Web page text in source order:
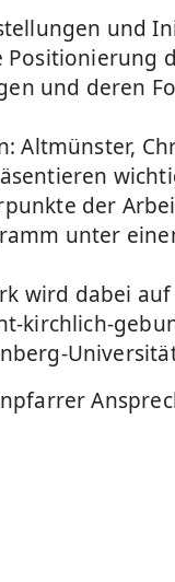
und
und deren
Altmünster,
der
unter
wird dabei
kirchlich-